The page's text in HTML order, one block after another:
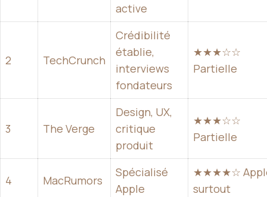
active
2 TechCrunch
Crédibilité
établie,
interviews
fondateurs
★★★☆☆
Partielle
3 The Verge
Design, UX,
critique
produit
★★★☆☆
Partielle
4 MacRumors
Spécialisé
Apple
★★★★☆
surtout